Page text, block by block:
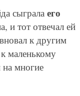
сыграла его
и тот отвечал ей
к другим
маленькому
на многие